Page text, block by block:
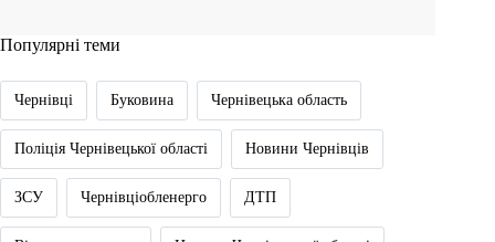
Популярні теми
Чернівці Буковина Чернівецька область
Поліція Чернівецької області Новини Чернівців
ЗСУ Чернівціобленерго ДТП